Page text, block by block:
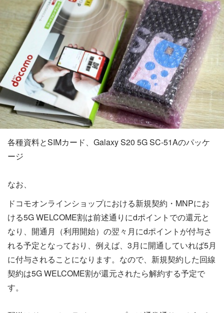
各種資料とSIMカード、Galaxy S20 5G SC-51Aのパッケ
ージ
なお、
ドコモオンラインショップにおける新規契約・MNPにお
ける5G WELCOME割は前述通りにdポイントでの還元と
なり、開通月（利用開始）の翌々月にdポイントが付与さ
れる予定となっており、例えば、3月に開通していれば5月
に付与されることになります。なので、新規契約した回線
契約は5G WELCOME割が還元されたら解約する予定で
す。